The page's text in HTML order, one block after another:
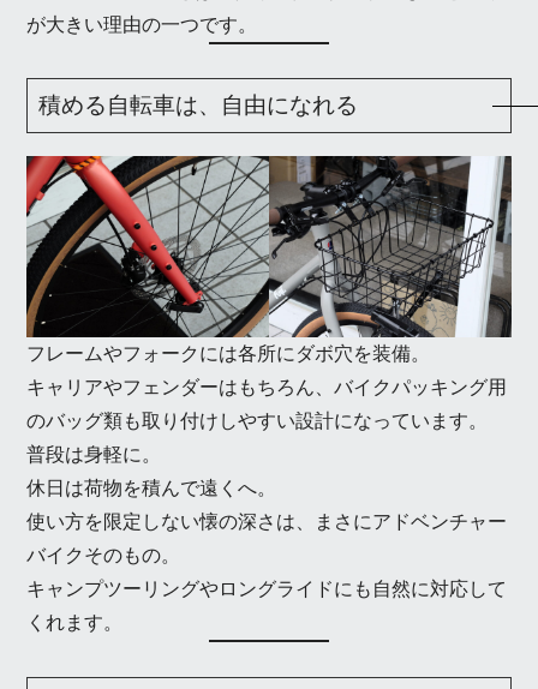
が大きい理由の一つです。
積める自転車は、自由になれる
フレームやフォークには各所にダボ穴を装備。
キャリアやフェンダーはもちろん、バイクパッキング用
のバッグ類も取り付けしやすい設計になっています。
普段は身軽に。
休日は荷物を積んで遠くへ。
使い方を限定しない懐の深さは、まさにアドベンチャー
バイクそのもの。
キャンプツーリングやロングライドにも自然に対応して
くれます。